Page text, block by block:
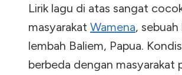
Lirik lagu di atas sangat
masyarakat Wamena,
lembah Baliem, Papua.
berbeda dengan